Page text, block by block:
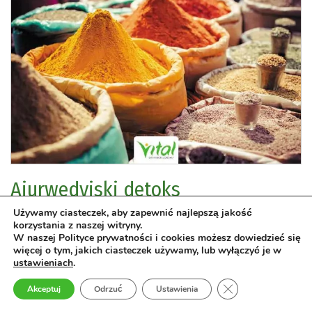
Ajurwedyjski detoks
Naukowo potwierdzony 4-stopniowy program na stany
zapalne, zdrowie jelit, ciała i umysłu
Kulreet Chaudhary
Medycyna naturalna›ajurweda
Dieta›dieta ajurwedyjska
Medycyna naturalna
ziołolecznictwo
Używamy ciasteczek, aby zapewnić najlepszą jakość
korzystania z naszej witryny.
W naszej Polityce prywatności i cookies możesz dowiedzieć się
więcej o tym, jakich ciasteczek używamy, lub wyłączyć je w
ustawieniach.
Akceptuj Odrzuć Ustawienia Zamknij panel